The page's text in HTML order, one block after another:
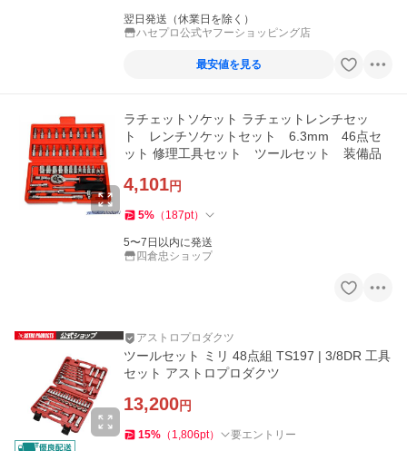
翌日発送（休業日を除く）
ハセプロ公式ヤフーショッピング店
最安値を見る
ラチェットソケット ラチェットレンチセッ
ト レンチソケットセット 6.3mm 46点セ
ット 修理工具セット ツールセット 装備品
4,101円
5% （ 187pt）
5〜7日以内に発送
四倉忠ショップ
アストロプロダクツ
ツールセット ミリ 48点組 TS197 | 3/8DR 工具
セット アストロプロダクツ
13,200円
15% （ 1,806pt） 要エントリー